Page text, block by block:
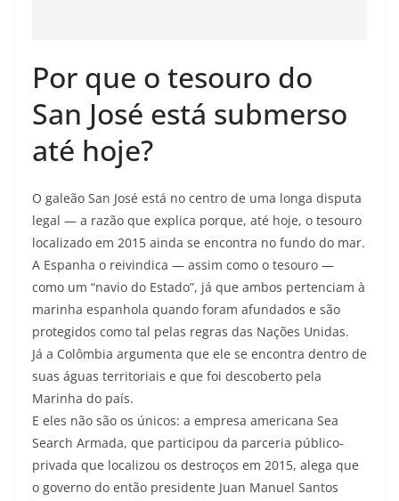
Por que o tesouro do
San José está submerso
até hoje?
O galeão San José está no centro de uma longa disputa
legal — a razão que explica porque, até hoje, o tesouro
localizado em 2015 ainda se encontra no fundo do mar.
A Espanha o reivindica — assim como o tesouro —
como um “navio do Estado”, já que ambos pertenciam à
marinha espanhola quando foram afundados e são
protegidos como tal pelas regras das Nações Unidas.
Já a Colômbia argumenta que ele se encontra dentro de
suas águas territoriais e que foi descoberto pela
Marinha do país.
E eles não são os únicos: a empresa americana Sea
Search Armada, que participou da parceria público-
privada que localizou os destroços em 2015, alega que
o governo do então presidente Juan Manuel Santos